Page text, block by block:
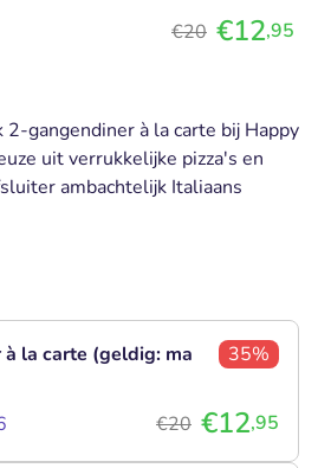
€20 €12,95
gangendiner à la carte bij Happy
uit verrukkelijke pizza's en
ambachtelijk Italiaans
la carte (geldig: ma
35%
€20 €12,95